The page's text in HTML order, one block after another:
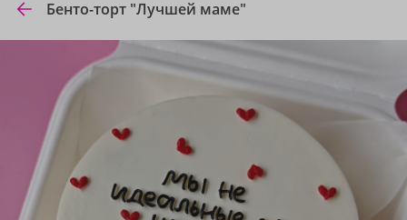
Бенто-торт "Лучшей маме"